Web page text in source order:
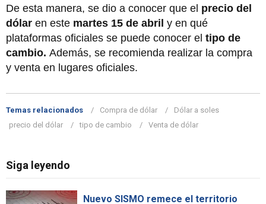
De esta manera, se dio a conocer que el precio del
dólar en este martes 15 de abril y en qué
plataformas oficiales se puede conocer el tipo de
cambio. Además, se recomienda realizar la compra
y venta en lugares oficiales.
Temas relacionados Compra de dólar
Dólar a soles
precio del dólar
tipo de cambio Venta de dólar
Siga leyendo
Nuevo SISMO remece el territorio